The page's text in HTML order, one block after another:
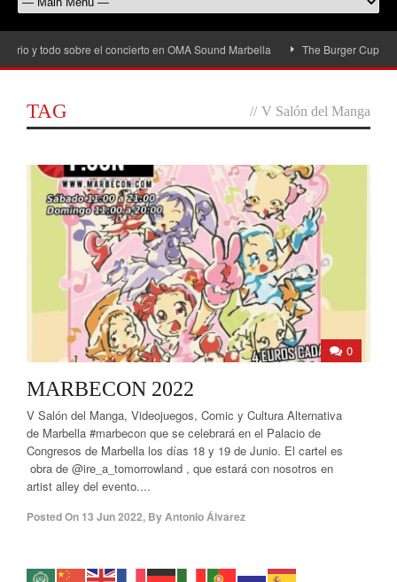
y todo sobre el concierto en OMA Sound Marbella The Burger Cup
TAG // V Salón del Manga
0
MARBECON 2022
V Salón del Manga, Videojuegos, Comic y Cultura Alternativa
de Marbella #marbecon que se celebrará en el Palacio de
Congresos de Marbella los días 18 y 19 de Junio. El cartel es
obra de @ire_a_tomorrowland , que estará con nosotros en
artist alley del evento....
Posted On 13 Jun 2022, ByAntonio Álvarez